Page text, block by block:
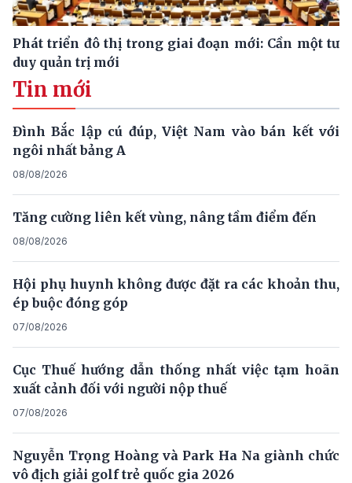
Phát triển đô thị trong giai đoạn mới: Cần một tư
duy quản trị mới
Tin mới
Đình Bắc lập cú đúp, Việt Nam vào bán kết với
ngôi nhất bảng A
08/08/2026
Tăng cường liên kết vùng, nâng tầm điểm đến
08/08/2026
Hội phụ huynh không được đặt ra các khoản thu,
ép buộc đóng góp
07/08/2026
Cục Thuế hướng dẫn thống nhất việc tạm hoãn
xuất cảnh đối với người nộp thuế
07/08/2026
Nguyễn Trọng Hoàng và Park Ha Na giành chức
vô địch giải golf trẻ quốc gia 2026